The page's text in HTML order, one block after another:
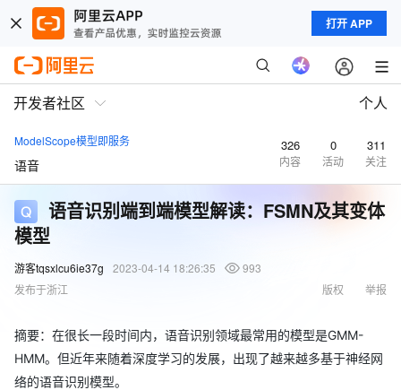
打开 APP
开发者社区 个人
ModelScope模型即服务
语音
326
内容
0
活动
311
关注
语音识别端到端模型解读：FSMN及其变体
模型
游客tqsxlcu6ie37g 2023-04-14 18:26:35
993
发布于浙江
举报
版权
摘要：在很长一段时间内，语音识别领域最常用的模型是GMM-
HMM。但近年来随着深度学习的发展，出现了越来越多基于神经网
络的语音识别模型。